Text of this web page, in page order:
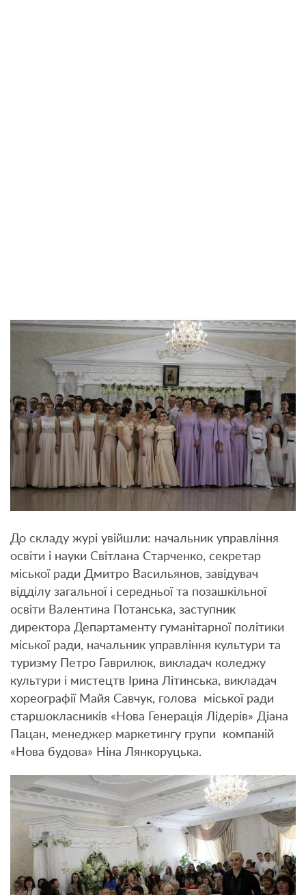
До складу журі увійшли: начальник управління
освіти і науки Світлана Старченко, секретар
міської ради Дмитро Васильянов, завідувач
відділу загальної і середньої та позашкільної
освіти Валентина Потанська, заступник
директора Департаменту гуманітарної політики
міської ради, начальник управління культури та
туризму Петро Гаврилюк, викладач коледжу
культури і мистецтв Ірина Літинська, викладач
хореографії Майя Савчук, голова міської ради
старшокласників «Нова Генерація Лідерів» Діана
Пацан, менеджер маркетингу групи компаній
«Нова будова» Ніна Лянкоруцька.